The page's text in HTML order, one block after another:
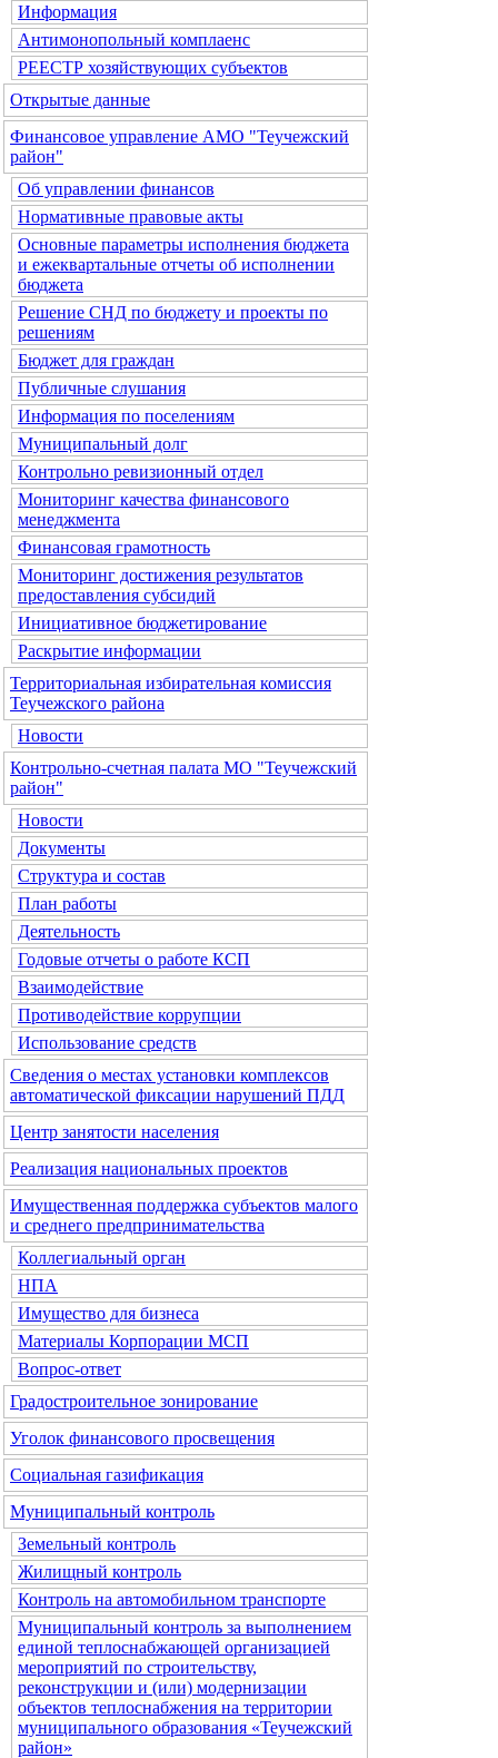
Информация
Антимонопольный комплаенс
РЕЕСТР хозяйствующих субъектов
Открытые данные
Финансовое управление АМО "Теучежский
район"
Об управлении финансов
Нормативные правовые акты
Основные параметры исполнения бюджета
и ежеквартальные отчеты об исполнении
бюджета
Решение СНД по бюджету и проекты по
решениям
Бюджет для граждан
Публичные слушания
Информация по поселениям
Муниципальный долг
Контрольно ревизионный отдел
Мониторинг качества финансового
менеджмента
Финансовая грамотность
Мониторинг достижения результатов
предоставления субсидий
Инициативное бюджетирование
Раскрытие информации
Территориальная избирательная комиссия
Теучежского района
Новости
Контрольно-счетная палата МО "Теучежский
район"
Новости
Документы
Структура и состав
План работы
Деятельность
Годовые отчеты о работе КСП
Взаимодействие
Противодействие коррупции
Использование средств
Сведения о местах установки комплексов
автоматической фиксации нарушений ПДД
Центр занятости населения
Реализация национальных проектов
Имущественная поддержка субъектов малого
и среднего предпринимательства
Коллегиальный орган
НПА
Имущество для бизнеса
Материалы Корпорации МСП
Вопрос-ответ
Градостроительное зонирование
Уголок финансового просвещения
Социальная газификация
Муниципальный контроль
Земельный контроль
Жилищный контроль
Контроль на автомобильном транспорте
Муниципальный контроль за выполнением
единой теплоснабжающей организацией
мероприятий по строительству,
реконструкции и (или) модернизации
объектов теплоснабжения на территории
муниципального образования «Теучежский
район»